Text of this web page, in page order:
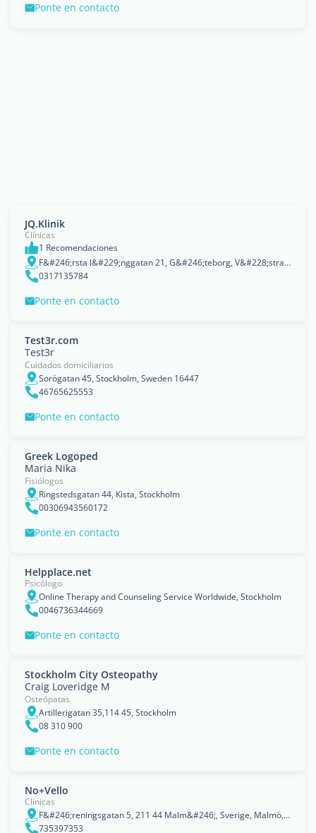
Ponte en contacto
JQ.Klinik
Clínicas
1 Recomendaciones
F&#246;rsta l&#229;nggatan 21, G&#246;teborg, V&#228;stra G&#246;taland, 41327, Sweden, Gothenburg, VÃ¤stra GÃ¶taland County
0317135784
Ponte en contacto
Test3r.com
Test3r
Cuidados domiciliarios
Sorögatan 45, Stockholm, Sweden 16447
46765625553
Ponte en contacto
Greek Logoped
Maria Nika
Fisiólogos
Ringstedsgatan 44, Kista, Stockholm
00306943560172
Ponte en contacto
Helpplace.net
Psicólogo
Online Therapy and Counseling Service Worldwide, Stockholm
0046736344669
Ponte en contacto
Stockholm City Osteopathy
Craig Loveridge M
Osteópatas
Artillerigatan 35,114 45, Stockholm
08 310 900
Ponte en contacto
No+Vello
Clínicas
F&#246;reningsgatan 5, 211 44 Malm&#246;, Sverige, Malmö, Skåne County
735397353